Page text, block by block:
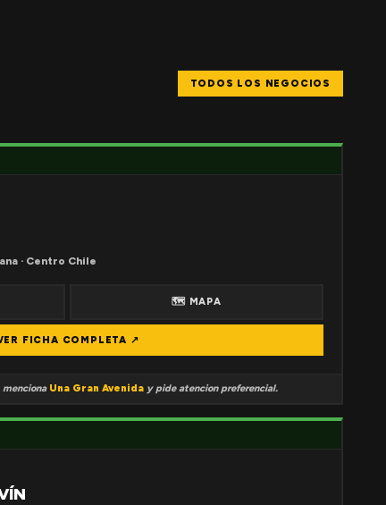
TODOS LOS NEGOCIOS
· Centro Chile
🗺 MAPA
FICHA COMPLETA ↗
menciona Una Gran Avenida y pide atencion preferencial.